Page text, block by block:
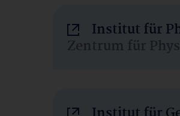
Institut für
Zentrum für